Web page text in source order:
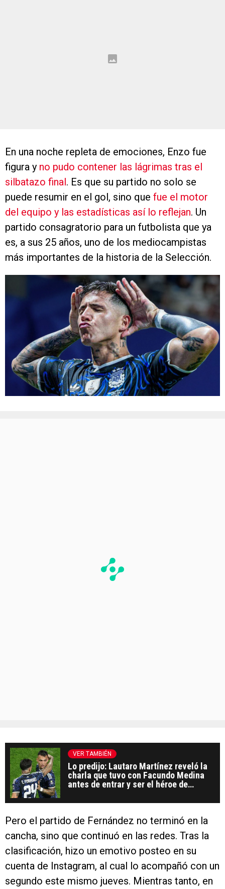
En una noche repleta de emociones, Enzo fue
figura y no pudo contener las lágrimas tras el
silbatazo final. Es que su partido no solo se
puede resumir en el gol, sino que fue el motor
del equipo y las estadísticas así lo reflejan. Un
partido consagratorio para un futbolista que ya
es, a sus 25 años, uno de los mediocampistas
más importantes de la historia de la Selección.
VER TAMBIÉN
Lo predijo: Lautaro Martínez reveló la
charla que tuvo con Facundo Medina
antes de entrar y ser el héroe de
Pero el partido de Fernández no terminó en la
cancha, sino que continuó en las redes. Tras la
clasificación, hizo un emotivo posteo en su
cuenta de Instagram, al cual lo acompañó con un
segundo este mismo jueves. Mientras tanto, en